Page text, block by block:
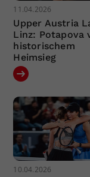
11.04.2026
Upper Austria
Linz: Potapova
historischem
Heimsieg
10.04.2026